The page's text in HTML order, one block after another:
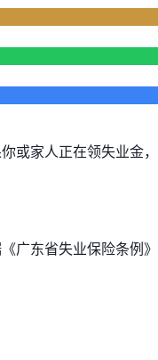
或家人正在领失业金，
广东省失业保险条例》